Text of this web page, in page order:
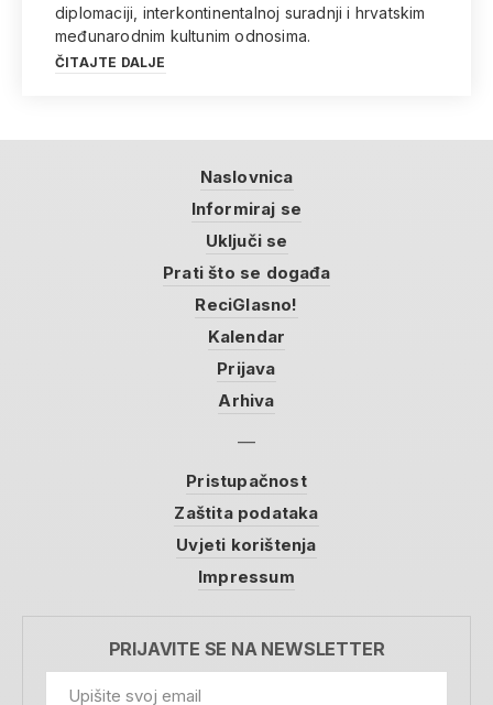
diplomaciji, interkontinentalnoj suradnji i hrvatskim
međunarodnim kultunim odnosima.
ČITAJTE DALJE
Naslovnica
Informiraj se
Uključi se
Prati što se događa
ReciGlasno!
Kalendar
Prijava
Arhiva
Pristupačnost
Zaštita podataka
Uvjeti korištenja
Impressum
PRIJAVITE SE NA NEWSLETTER